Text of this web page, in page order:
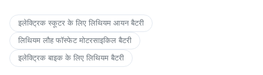
इलेक्ट्रिक स्कूटर के लिए लिथियम आयन बैटरी
लिथियम लौह फॉस्फेट मोटरसाइकिल बैटरी
इलेक्ट्रिक बाइक के लिए लिथियम बैटरी